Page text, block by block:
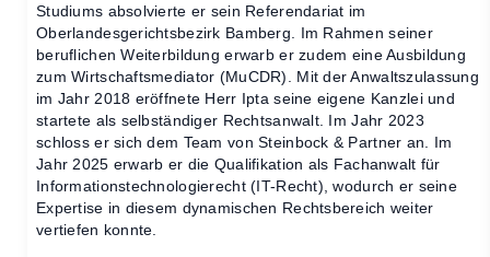
Studiums absolvierte er sein Referendariat im
Oberlandesgerichtsbezirk Bamberg. Im Rahmen seiner
beruflichen Weiterbildung erwarb er zudem eine Ausbildung
zum Wirtschaftsmediator (MuCDR). Mit der Anwaltszulassung
im Jahr 2018 eröffnete Herr Ipta seine eigene Kanzlei und
startete als selbständiger Rechtsanwalt. Im Jahr 2023
schloss er sich dem Team von Steinbock & Partner an. Im
Jahr 2025 erwarb er die Qualifikation als Fachanwalt für
Informationstechnologierecht (IT-Recht), wodurch er seine
Expertise in diesem dynamischen Rechtsbereich weiter
vertiefen konnte.